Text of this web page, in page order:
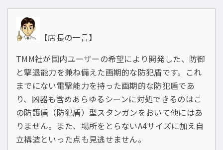
【店長の一言】
TMM社が国内ユーザーの希望により開発した、防御
と撃退能力を兼ね備えた画期的な防犯盾です。これ
までにない電撃能力を持った画期的な防犯盾であ
り、凶器も含めあらゆるシーンに対処できるのはこ
の防護盾（防犯盾）型スタンガンをおいて他にはあ
りません。また、場所をとらないA4サイズに加え自
立構造といった点も見逃せません。